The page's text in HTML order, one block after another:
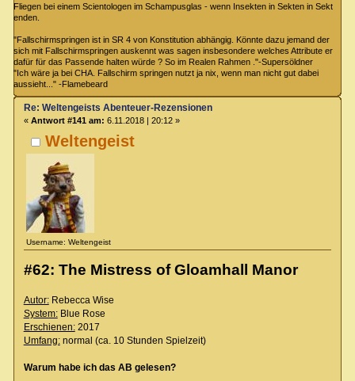
Fliegen bei einem Scientologen im Schampusglas - wenn Insekten in Sekten in Sekt
enden.
"Fallschirmspringen ist in SR 4 von Konstitution abhängig. Könnte dazu jemand der
sich mit Fallschirmspringen auskennt was sagen insbesondere welches Attribute er
dafür für das Passende halten würde ? So im Realen Rahmen ."-Supersöldner
"Ich wäre ja bei CHA. Fallschirm springen nutzt ja nix, wenn man nicht gut dabei
aussieht..." -Flamebeard
Weltengeist
Username: Weltengeist
Re: Weltengeists Abenteuer-Rezensionen
« Antwort #141 am: 6.11.2018 | 20:12 »
#62: The Mistress of Gloamhall Manor
Autor:Rebecca Wise
System:Blue Rose
Erschienen:2017
Umfang:normal (ca. 10 Stunden Spielzeit)
Warum habe ich das AB gelesen?